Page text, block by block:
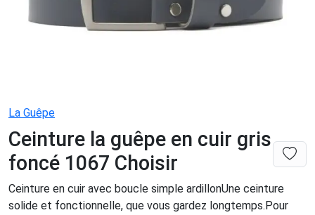
La Guêpe
Ceinture la guêpe en cuir gris
foncé 1067 Choisir
Ceinture en cuir avec boucle simple ardillonUne ceinture
solide et fonctionnelle, que vous gardez longtemps.Pour